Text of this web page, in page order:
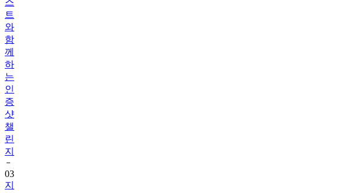
와
함
께
하
는
인
증
샷
챌
린
지
03
지
니
어